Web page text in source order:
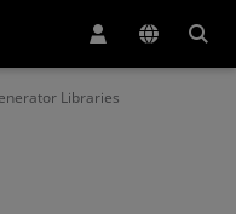
Libraries